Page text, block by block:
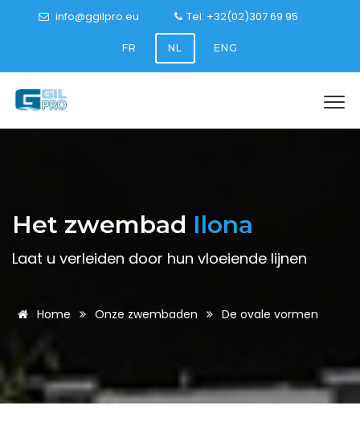
info@ggilpro.eu Tel: +32(02)307 69 95
FR NL ENG
Het zwembad Ilona
Laat u verleiden door hun vloeiende lijnen
Home Onze zwembaden De ovale vormen